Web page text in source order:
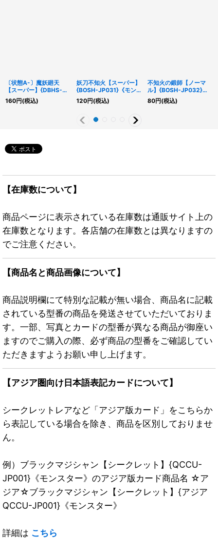
〔状態A-〕魔妖廻天
【スーパー】{DBHS-
JP038}《魔法》
160円(税込)
妖刀不知火【スーパー】
{BOSH-JP031}《モン
スター》
120円(税込)
不知火の鍛師【ノーマ
ル】{BOSH-JP032}
《モンスター》
80円(税込)
【在庫数について】
商品ページに表示されている在庫数は通販サイト上の
在庫数となります。各店舗の在庫数とは異なりますの
でご注意ください。
【商品名と商品画像について】
商品説明欄にて特別な記載が無い場合、商品名に記載
されている型番の商品を発送させていただいておりま
す。一部、写真とカードの型番が異なる商品が御座い
ますのでご購入の際、必ず商品の型番をご確認してい
ただきますようお願い申し上げます。
【アジア圏向け日本語表記カードについて】
シークレットレアなど「アジア版カード」をこちらか
ら表記している場合を除き、商品を区別しておりませ
ん。
例）ブラックマジシャン【シークレット】{QCCU-
JP001}《モンスター》のアジア版カード商品名 ☆ア
ジア☆ブラックマジシャン【シークレット】{アジア
QCCU-JP001}《モンスター》
詳細は こちら